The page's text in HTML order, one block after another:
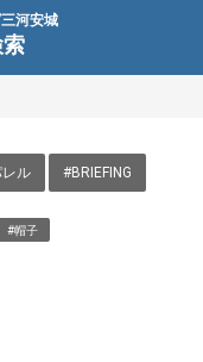
河安城
ル #BRIEFING
#帽子